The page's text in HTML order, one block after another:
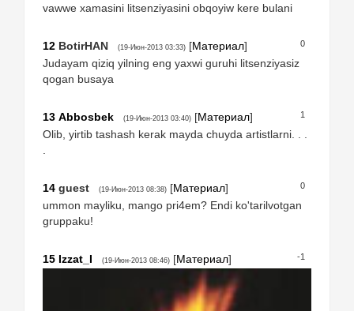
vawwe xamasini litsenziyasini obqoyiw kere bulani
0
12 BotirHAN (19-Июн-2013 03:33) [Материал]
Judayam qiziq yilning eng yaxwi guruhi litsenziyasiz
qogan busaya
1
13 Abbosbek (19-Июн-2013 03:40) [Материал]
Olib, yirtib tashash kerak mayda chuyda artistlarni. . .
0
14 guest (19-Июн-2013 08:38) [Материал]
ummon mayliku, mango pri4em? Endi ko'tarilvotgan
gruppaku!
-1
15 Izzat_I (19-Июн-2013 08:46) [Материал]